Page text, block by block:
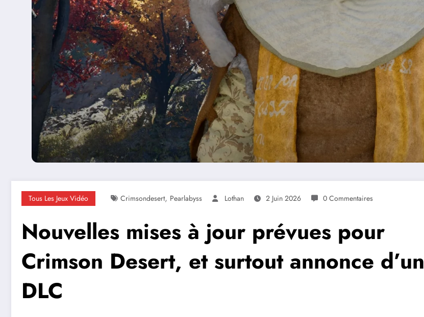
Tous Les Jeux Vidéo Crimsondesert, Pearlabyss Lothan 2 Juin 2026 0 Commentaires
Nouvelles mises à jour prévues pour
Crimson Desert, et surtout annonce d’un
DLC